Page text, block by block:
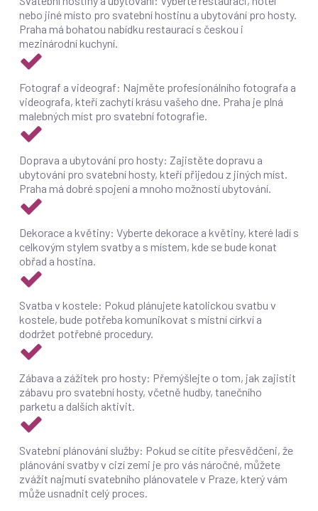
nebo jiné místo pro svatební hostinu a ubytování pro hosty.
Praha má bohatou nabídku restaurací s českou i
mezinárodní kuchyní.
Fotograf a videograf: Najměte profesionálního fotografa a
videografa, kteří zachytí krásu vašeho dne. Praha je plná
malebných míst pro svatební fotografie.
Doprava a ubytování pro hosty: Zajistěte dopravu a
ubytování pro svatební hosty, kteří přijedou z jiných míst.
Praha má dobré spojení a mnoho možností ubytování.
Dekorace a květiny: Vyberte dekorace a květiny, které ladí s
celkovým stylem svatby a s místem, kde se bude konat
obřad a hostina.
Svatba v kostele: Pokud plánujete katolickou svatbu v
kostele, bude potřeba komunikovat s místní církví a
dodržet potřebné procedury.
Zábava a zážitek pro hosty: Přemýšlejte o tom, jak zajistit
zábavu pro svatební hosty, včetně hudby, tanečního
parketu a dalších aktivit.
Svatební plánování služby: Pokud se cítíte přesvědčeni, že
plánování svatby v cizí zemi je pro vás náročné, můžete
zvážit najmutí svatebního plánovatele v Praze, který vám
může usnadnit celý proces.